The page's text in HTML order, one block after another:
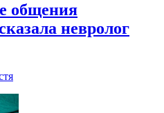
общения
невролог